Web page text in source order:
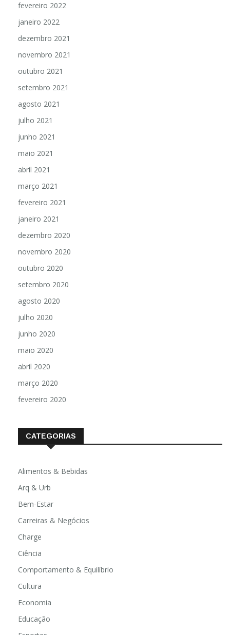
fevereiro 2022
janeiro 2022
dezembro 2021
novembro 2021
outubro 2021
setembro 2021
agosto 2021
julho 2021
junho 2021
maio 2021
abril 2021
março 2021
fevereiro 2021
janeiro 2021
dezembro 2020
novembro 2020
outubro 2020
setembro 2020
agosto 2020
julho 2020
junho 2020
maio 2020
abril 2020
março 2020
fevereiro 2020
CATEGORIAS
Alimentos & Bebidas
Arq & Urb
Bem-Estar
Carreiras & Negócios
Charge
Ciência
Comportamento & Equilíbrio
Cultura
Economia
Educação